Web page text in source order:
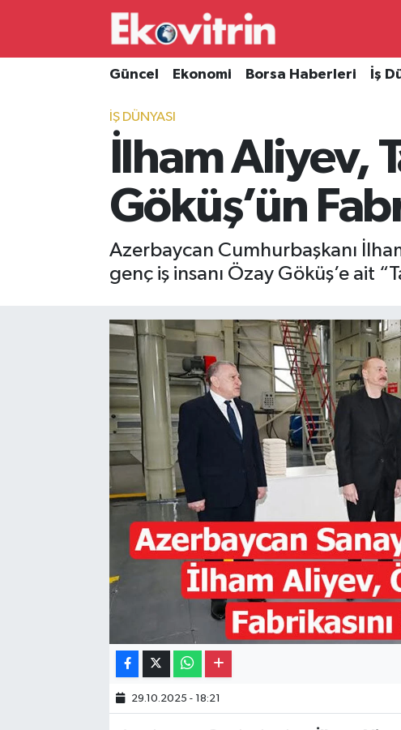
Güncel Ekonomi Borsa Haberleri İş
İŞ DÜNYASI
İlham Aliyev,
Göküş’ün
Azerbaycan Cumhurbaşkanı
genç iş insanı Özay Göküş’e ait
29.10.2025 - 18:21
Güncel
Borsa Haberleri
Gayrimenkul
Hava Durumu
Süper Lig Puan Durumu ve Fikstür
Tüm Manşetler
Son Dakika Haberleri
Haber Arşivi